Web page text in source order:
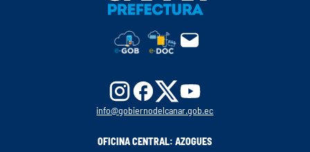
info@gobiernodelcanar.gob.ec
OFICINA CENTRAL: AZOGUES